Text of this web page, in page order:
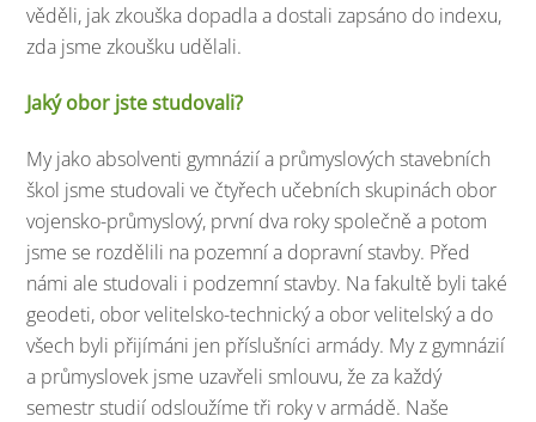
věděli, jak zkouška dopadla a dostali zapsáno do indexu,
zda jsme zkoušku udělali.
Jaký obor jste studovali?
My jako absolventi gymnázií a průmyslových stavebních
škol jsme studovali ve čtyřech učebních skupinách obor
vojensko-průmyslový, první dva roky společně a potom
jsme se rozdělili na pozemní a dopravní stavby. Před
námi ale studovali i podzemní stavby. Na fakultě byli také
geodeti, obor velitelsko-technický a obor velitelský a do
všech byli přijímáni jen příslušníci armády. My z gymnázií
a průmyslovek jsme uzavřeli smlouvu, že za každý
semestr studií odsloužíme tři roky v armádě. Naše